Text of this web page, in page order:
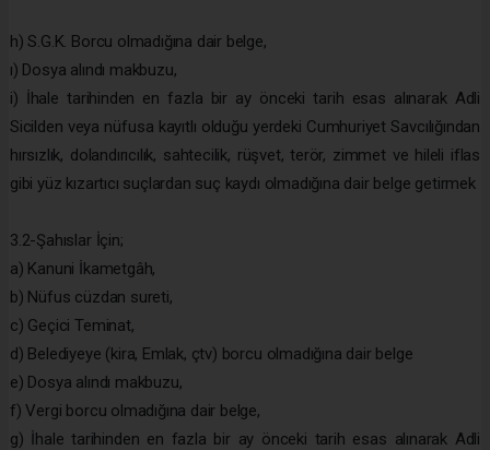
h) S.G.K. Borcu olmadığına dair belge,
ı) Dosya alındı makbuzu,
i) İhale tarihinden en fazla bir ay önceki tarih esas alınarak Adli
Sicilden veya nüfusa kayıtlı olduğu yerdeki Cumhuriyet Savcılığından
hırsızlık, dolandırıcılık, sahtecilik, rüşvet, terör, zimmet ve hileli iflas
gibi yüz kızartıcı suçlardan suç kaydı olmadığına dair belge getirmek
3.2-Şahıslar İçin;
a) Kanuni İkametgâh,
b) Nüfus cüzdan sureti,
c) Geçici Teminat,
d) Belediyeye (kira, Emlak, çtv) borcu olmadığına dair belge
e) Dosya alındı makbuzu,
f) Vergi borcu olmadığına dair belge,
g) İhale tarihinden en fazla bir ay önceki tarih esas alınarak Adli